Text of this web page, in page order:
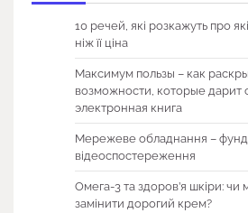
10 речей, які розкажуть про
ніж її ціна
Максимум пользы – как
возможности, которые дарит
электронная книга
Мережеве обладнання –
відеоспостереження
Омега-3 та здоров’я шкіри:
замінити дорогий крем?